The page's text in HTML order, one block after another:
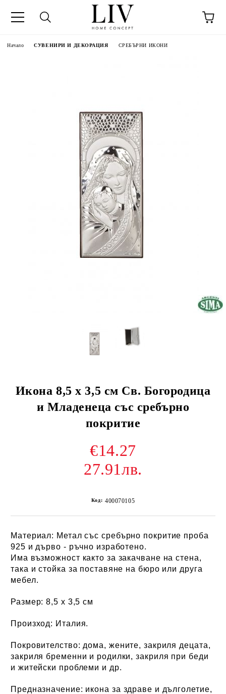
Начало СУВЕНИРИ И ДЕКОРАЦИЯ СРЕБЪРНИ ИКОНИ
Икона 8,5 х 3,5 см Св. Богородица
и Младенеца със сребърно
покритие
€14.27
27.91лв.
Код: 400070105
Материал: Метал със сребърно покритие проба
925 и дърво - ръчно изработено.
Има възможност както за закачване на стена,
така и стойка за поставяне на бюро или друга
мебел.
Размер:8,5 х 3,5 см
Произход: Италия.
Покровителство: дома, жените, закриля децата,
закриля бременни и родилки, закриля при беди
и житейски проблеми и др.
Предназначение: икона за здраве и дълголетие,